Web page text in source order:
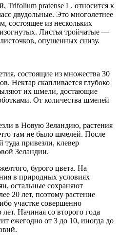
Trifolium pratense L. относится к
двудольные. Это многолетнее
состоящее из нескольких
Листья тройчатые —
опушенных снизу.
состоящие из множества 30
Нектар скапливается глубоко
их шмели, достающие
От количества шмелей
в Новую Зеландию, растения
там не было шмелей. После
туда привезли, клевер
Зеландии.
бурого цвета. На
в природных условиях
остальные сохраняют
20 лет, поэтому растение
участке совершенно
Начиная со второго года
ежегодно от 3 до 10, иногда до